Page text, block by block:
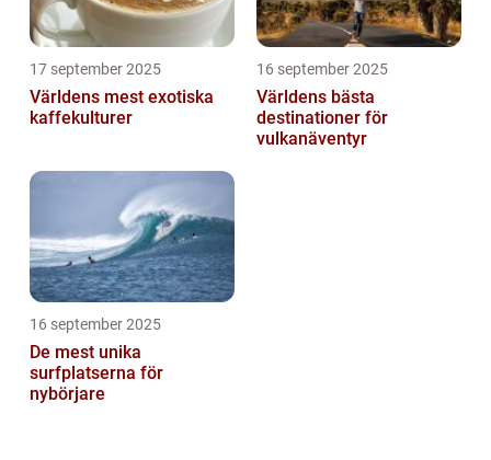
17 september 2025
Världens mest exotiska
kaffekulturer
16 september 2025
Världens bästa
destinationer för
vulkanäventyr
16 september 2025
De mest unika
surfplatserna för
nybörjare